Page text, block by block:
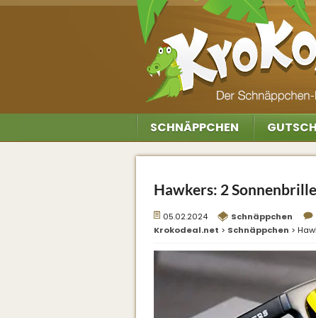
SCHNÄPPCHEN
Hawkers: 2
05.02.2024 Schnäppchen
Krokodeal.net > Schnäppchen >